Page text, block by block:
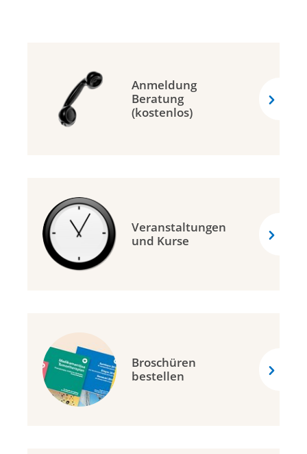
Anmeldung
Beratung
(kostenlos)
Veranstaltungen
und Kurse
Broschüren
bestellen